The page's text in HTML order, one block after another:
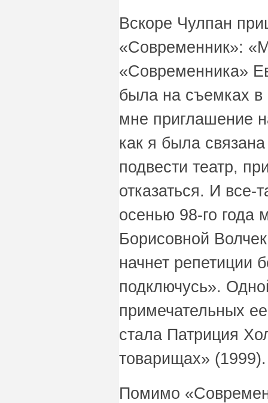
Вскоре Чулпан
«Современник»:
«Современника»
была на съемках
мне приглашение
как я была
подвести театр,
отказаться. И все-
осенью 98-го года
Борисовной
начнет репетиции
подключусь».
примечательных
стала Патриция
товарищах» (1999).
Помимо